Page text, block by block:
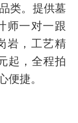
类。提供墓
师一对一跟
岩，工艺精
起，全程拍
便捷。